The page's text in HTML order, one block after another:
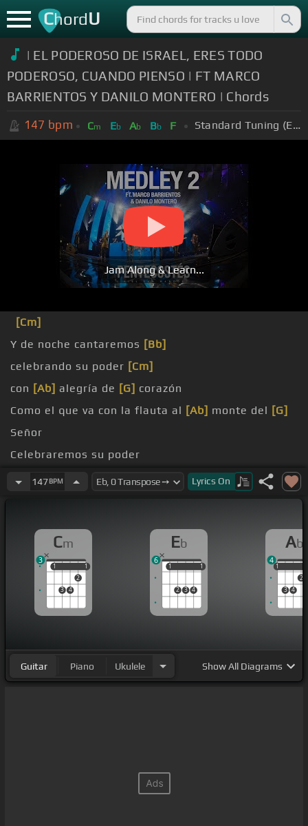
ChordU
| EL PODEROSO DE ISRAEL, ERES TODO
PODEROSO, CUANDO PIENSO | FT MARCO
BARRIENTOS Y DANILO MONTERO | Chords
147 bpm Cm Eb Ab Bb F Standard Tuning (EADGBE)
Jam Along & Learn...
[Cm]
Y de noche cantaremos [Bb]
celebrando su poder [Cm]
con [Ab] alegría de [G] corazón
Como el que va con la flauta al [Ab] monte del [G]
Señor
Celebraremos su poder
147BPM Lyrics On
Cm
1
3 4
2
1
1 1
3
Eb
1
2 3 4
1
1 1
6
Ab
1
3 4
2
1
4
Guitar Piano Ukulele ShowAll Diagrams